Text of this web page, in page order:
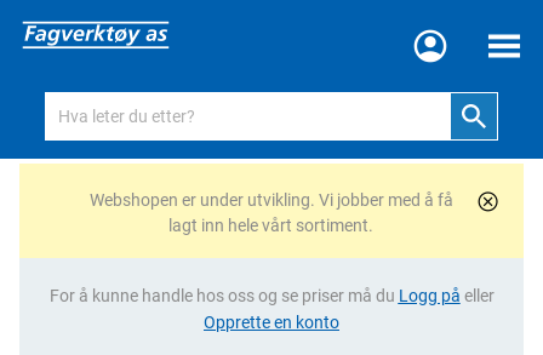
Meny
Webshopen er under utvikling. Vi jobber med å få
lagt inn hele vårt sortiment.
For å kunne handle hos oss og se priser må du Logg på eller
Opprette en konto